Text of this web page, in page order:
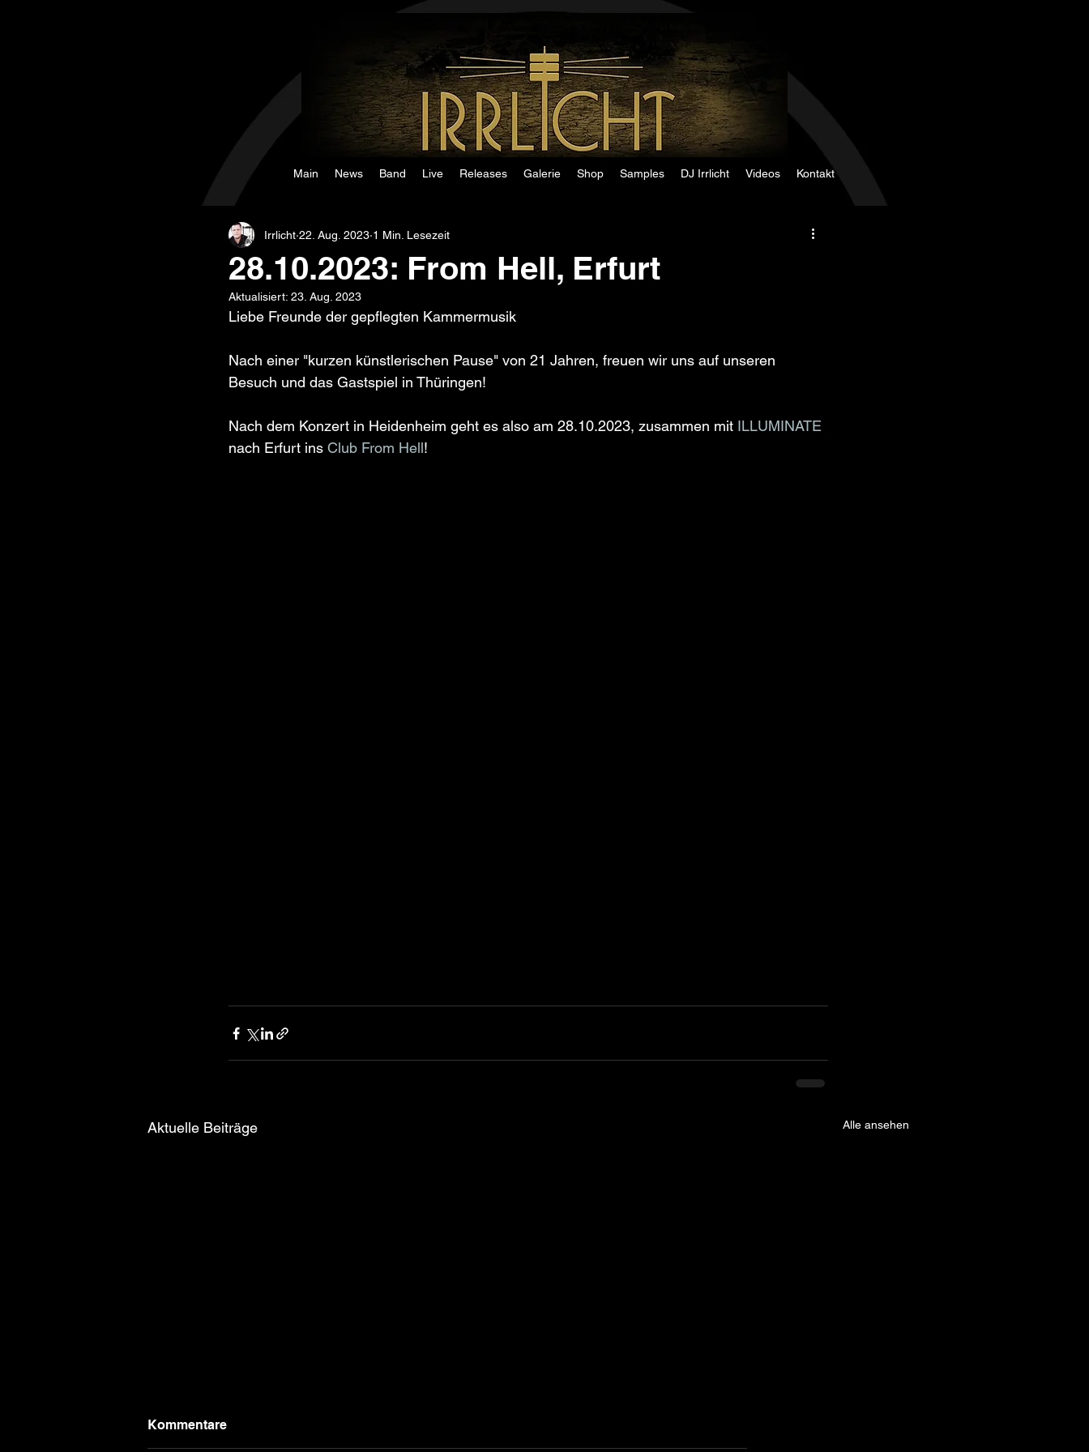
Main News Band Live Releases Galerie Shop Samples DJ Irrlicht Videos Kontakt
28.10.2023: From Hell, Erfurt
Irrlicht 22. Aug. 2023 1 Min. Lesezeit
Aktualisiert: 23. Aug. 2023
Liebe Freunde der gepflegten Kammermusik
Nach einer "kurzen künstlerischen Pause" von 21 Jahren, freuen wir uns auf unseren
Besuch und das Gastspiel in Thüringen!
Nach dem Konzert in Heidenheim geht es also am 28.10.2023, zusammen mit ILLUMINATE
nach Erfurt ins Club From Hell!
Aktuelle Beiträge Alle ansehen
Kommentare